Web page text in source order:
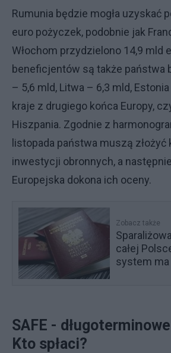
Rumunia będzie mogła uzyskać
euro pożyczek, podobnie jak
Włochom przydzielono 14,9 mld
beneficjentów są także państwa
– 5,6 mld, Litwa – 6,3 mld,
kraje z drugiego końca Europy,
Hiszpania. Zgodnie z
listopada państwa muszą złożyć
inwestycji obronnych, a
Europejska dokona ich oceny.
Zobacz także
całej
system ma
SAFE -
Kto spłaci?